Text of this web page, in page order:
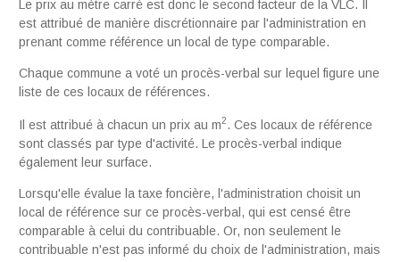
Le prix au mètre carré est donc le second facteur de la VLC. Il
est attribué de manière discrétionnaire par l'administration en
prenant comme référence un local de type comparable.
Chaque commune a voté un procès-verbal sur lequel figure une
liste de ces locaux de références.
Il est attribué à chacun un prix au m2. Ces locaux de référence
sont classés par type d'activité. Le procès-verbal indique
également leur surface.
Lorsqu'elle évalue la taxe foncière, l'administration choisit un
local de référence sur ce procès-verbal, qui est censé être
comparable à celui du contribuable. Or, non seulement le
contribuable n'est pas informé du choix de l'administration, mais